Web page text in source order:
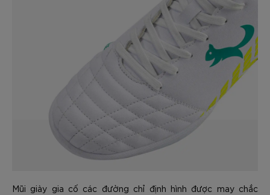
Mũi giày gia cố các đường chỉ định hình được may chắc